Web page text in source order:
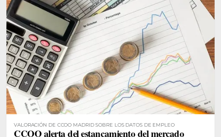
VALORACIÓN DE CCOO MADRID SOBRE LOS DATOS DE EMPLEO
CCOO alerta del estancamiento del mercado